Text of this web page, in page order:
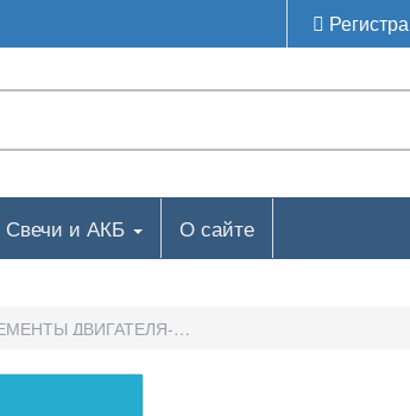
Свечи и АКБ О сайте
ДВИГАТЕЛЯ-БЛОК ЦИЛИНДРОВ И